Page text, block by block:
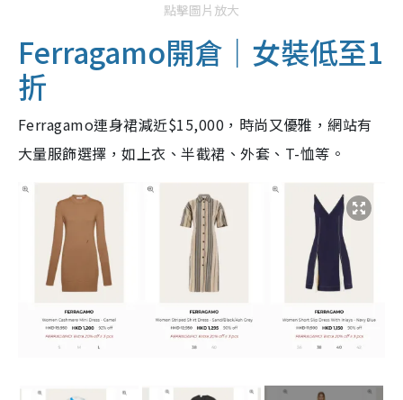
點擊圖片放大
Ferragamo開倉｜女裝低至1
折
Ferragamo連身裙減近$15,000，時尚又優雅，網站有
大量服飾選擇，如上衣、半截裙、外套、T-恤等。